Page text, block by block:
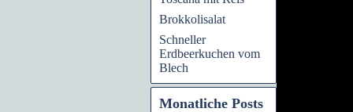
Brokkolisalat
Schneller
Erdbeerkuchen vom
Blech
Monatliche Posts